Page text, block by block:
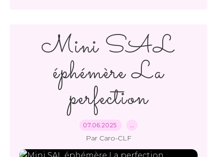
Mini SAL
éphémère La
perfection
07.06.2025 …
Par Caro-CLF